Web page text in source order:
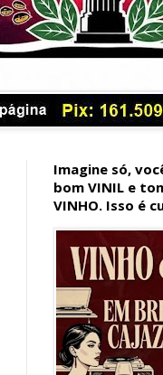
Imagine só,
bom VINIL e
VINHO. Isso é